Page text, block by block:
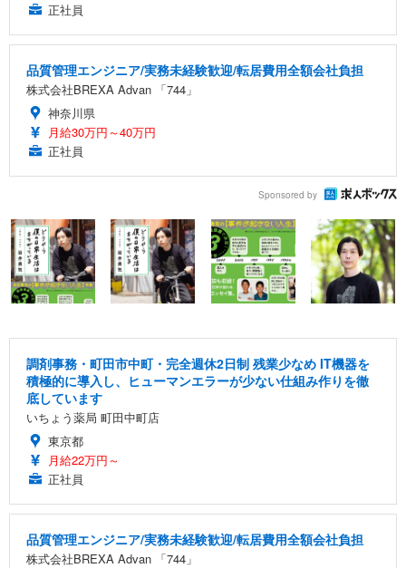
正社員
品質管理エンジニア/実務未経験歓迎/転居費用全額会社負担
株式会社BREXA Advan 「744」
神奈川県
月給30万円～40万円
正社員
Sponsored by
調剤事務・町田市中町・完全週休2日制 残業少なめ IT機器を
積極的に導入し、ヒューマンエラーが少ない仕組み作りを徹
底しています
いちょう薬局 町田中町店
東京都
月給22万円～
正社員
品質管理エンジニア/実務未経験歓迎/転居費用全額会社負担
株式会社BREXA Advan 「744」